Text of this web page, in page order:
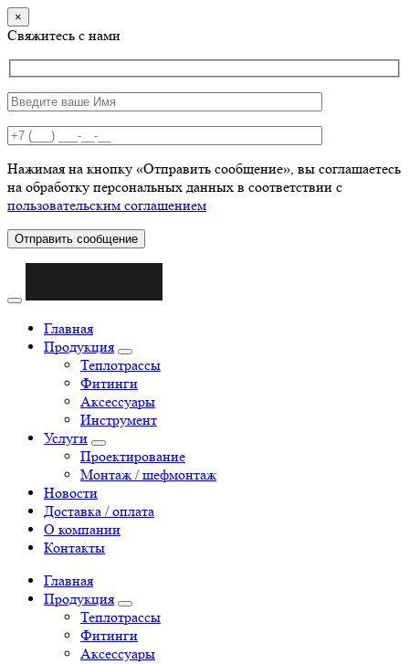
×
Свяжитесь с нами
Нажимая на кнопку «Отправить сообщение», вы соглашаетесь
на обработку персональных данных в соответствии с
пользовательским соглашением
Отправить сообщение
Главная
Продукция
Теплотрассы
Фитинги
Аксессуары
Инструмент
Услуги
Проектирование
Монтаж / шефмонтаж
Новости
Доставка / оплата
О компании
Контакты
Главная
Продукция
Теплотрассы
Фитинги
Аксессуары